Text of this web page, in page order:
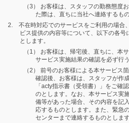
（3） お客様は、スタッフの勤務態度
た際は、直ちに当社へ連絡するもの
2. 不在時対応でのサービスをご利用の場合
ビス提供の内容等について、以下の各号
とします。
（1） お客様は、帰宅後、直ちに、本
サービス実施結果の確認を必ず行
（2） 前号のお客様による本サービス
確認後、お客様は、スタッフが作
「acty指示書（受領書）」をご確
のとします。なお、本サービス実
備等があった場合、その内容を記
応するものとします。また、緊急
センターまで連絡するものとします